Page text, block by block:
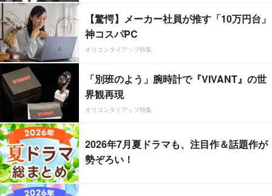
【驚愕】メーカー社員が推す「10万円台」
神コスパPC
オリコンタイアップ特集
「別班のよう」腕時計で『VIVANT』の世
界観再現
オリコンタイアップ特集
2026年7月夏ドラマも、注目作＆話題作が
勢ぞろい！